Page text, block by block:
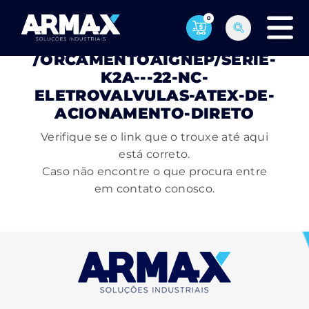
0
PÁGINA NÃO ENCONTRADA
/ORCAMENTOAIGNEP/SERIE-
K2A---22-NC-
ELETROVALVULAS-ATEX-DE-
ACIONAMENTO-DIRETO
Verifique se o link que o trouxe até aqui
está correto.
Caso não encontre o que procura entre
em contato conosco.